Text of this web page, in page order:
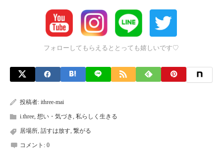
フォローしてもらえるととっても嬉しいです♡
投稿者: ithree-mai
i.three, 想い・気づき, 私らしく生きる
居場所, 話すは放す, 繋がる
コメント: 0